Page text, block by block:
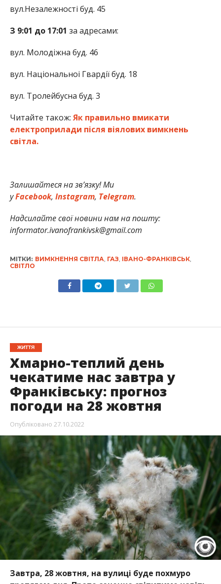
вул.Незалежності буд. 45
З 9:01 до 17:01 за адресами:
вул. Молодіжна буд. 46
вул. Національноі Гвардії буд. 18
вул. Тролейбусна буд. 3
Читайте також: Як правильно вмикати
електроприлади після віялових вимкнень
світла.
Залишайтеся на зв’язку! Ми
уFacebook, Instagram, Telegram.
Надсилайте свої новини нам на пошту:
informator.ivanofrankivsk@gmail.com
МІТКИ: ВИМКНЕННЯ СВІТЛА ГАЗ ІВАНО-ФРАНКІВСЬК,
СВІТЛО
ЖИТТЯ
Хмарно-теплий день
чекатиме нас завтра у
Франківську: прогноз
погоди на 28 жовтня
Опубліковано 27.10.2022
Завтра, 28 жовтня, на вулиці буде похмуро